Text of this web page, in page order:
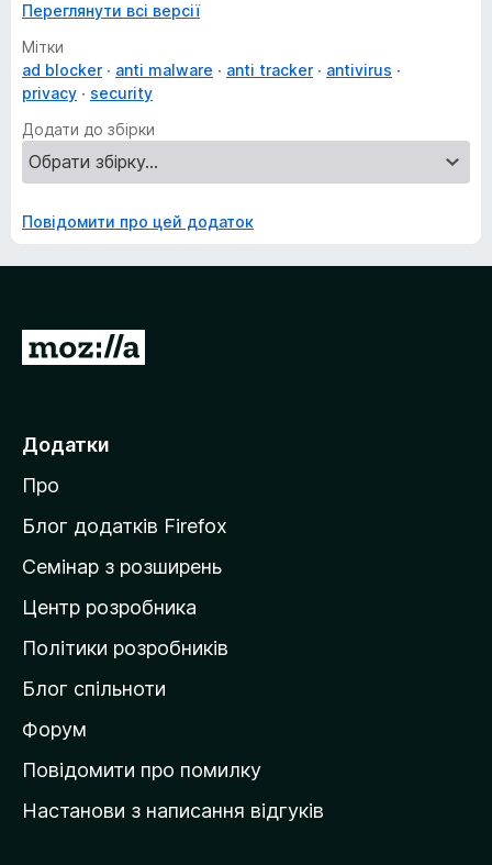
Переглянути всі версії
Мітки
ad blocker
anti malware anti tracker
antivirus
privacy
security
Додати до збірки
Повідомити про цей додаток
П
е
й
т
и
а
д
о
і
в
к
M
Додатки
Про
Блог додатків Firefox
Семінар з розширень
Центр розробника
Політики розробників
Блог спільноти
Форум
Повідомити про помилку
Настанови з написання відгуків